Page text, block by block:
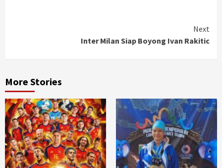
Next
Inter Milan Siap Boyong Ivan Rakitic
More Stories